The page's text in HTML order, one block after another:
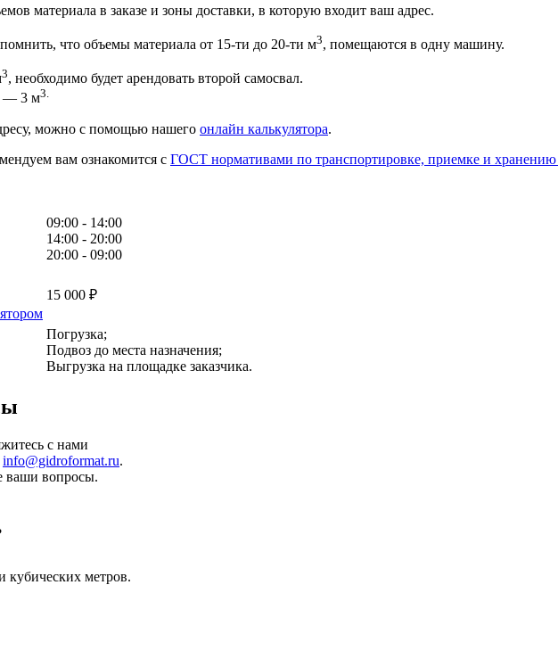
материала в заказе и зоны доставки, в которую входит ваш адрес.
что объемы материала от 15-ти до 20-ти м3, помещаются в одну машину.
3, необходимо будет арендовать второй самосвал.
— 3 м3.
можно с помощью нашего онлайн калькулятора.
вам ознакомится с ГОСТ нормативами по транспортировке, приемке и хранению
09:00 - 14:00
14:00 - 20:00
20:00 - 09:00
15 000 ₽
Погрузка;
Подвоз до места назначения;
Выгрузка на площадке заказчика.
с нами
info@gidroformat.ru.
ваши вопросы.
кубических метров.